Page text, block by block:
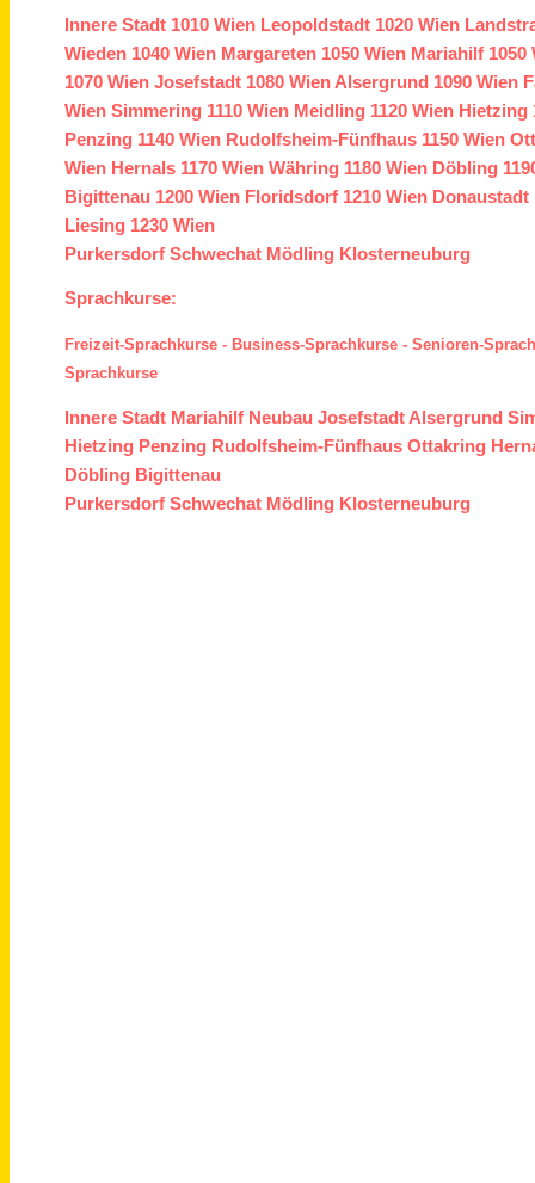
Innere Stadt 1010 Wien Leopoldstadt 1020 Wien
Wieden 1040 Wien Margareten 1050 Wien Mariahilf 1050
1070 Wien Josefstadt 1080 Wien Alsergrund 1090 Wien
Wien Simmering 1110 Wien Meidling 1120 Wien Hietzing
Penzing 1140 Wien Rudolfsheim-Fünfhaus 1150 Wien
Wien Hernals 1170 Wien Währing 1180 Wien Döbling
Bigittenau 1200 Wien Floridsdorf 1210 Wien Donaustadt
Liesing 1230 Wien
Purkersdorf Schwechat Mödling Klosterneuburg
Sprachkurse:
Freizeit-Sprachkurse - Business-Sprachkurse -Senioren-
Sprachkurse
Innere Stadt Mariahilf Neubau Josefstadt Alsergrund
Hietzing Penzing Rudolfsheim-Fünfhaus Ottakring
Döbling Bigittenau
Purkersdorf Schwechat Mödling Klosterneuburg